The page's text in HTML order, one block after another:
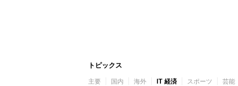
トピックス
主要 国内 海外 IT 経済 スポーツ 芸能